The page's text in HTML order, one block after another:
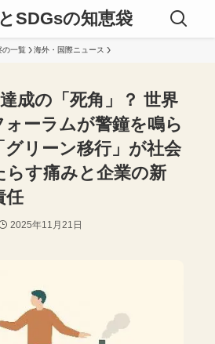
SDGsの知恵袋
の一覧 海外・国際ニュース
成の「死角」？ 世界
ォーラムが警鐘を鳴ら
グリーン移行」が社会
らす痛みと企業の新
任
2025年11月21日